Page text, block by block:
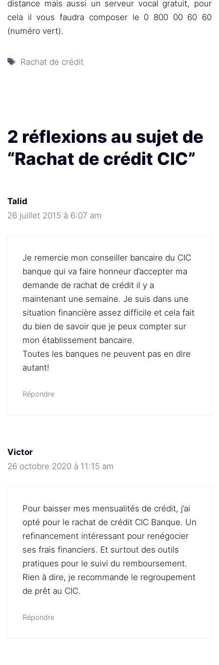
distance mais aussi un serveur vocal gratuit, pour
cela il vous faudra composer le 0 800 00 60 60
(numéro vert).
Étiquettes
Rachat de crédit
2 réflexions au sujet de
“Rachat de crédit CIC”
Talid
26 juillet 2015 à 6:07 am
Je remercie mon conseiller bancaire du CIC
banque qui va faire honneur d’accepter ma
demande de rachat de crédit il y a
maintenant une semaine. Je suis dans une
situation financière assez difficile et cela fait
du bien de savoir que je peux compter sur
mon établissement bancaire.
Toutes les banques ne peuvent pas en dire
autant!
Répondre
Victor
26 octobre 2020 à 11:15 am
Pour baisser mes mensualités de crédit, j’ai
opté pour le rachat de crédit CIC Banque. Un
refinancement intéressant pour renégocier
ses frais financiers. Et surtout des outils
pratiques pour le suivi du remboursement.
Rien à dire, je recommande le regroupement
de prêt au CIC.
Répondre